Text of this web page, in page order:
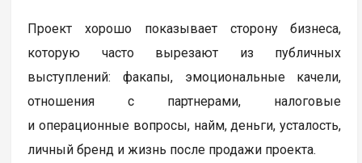
Проект хорошо показывает сторону бизнеса,
которую часто вырезают из публичных
выступлений: факапы, эмоциональные качели,
отношения с партнерами, налоговые
и операционные вопросы, найм, деньги, усталость,
личный бренд и жизнь после продажи проекта.